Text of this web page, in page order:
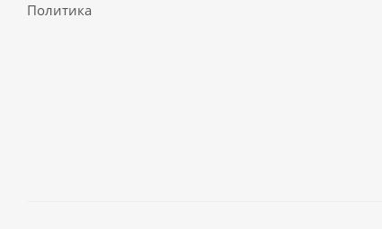
Политика